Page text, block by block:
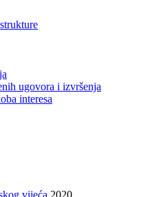
ugovora i izvršenja
interesa
vijeća 2020.